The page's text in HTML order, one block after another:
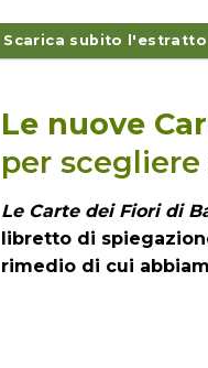
Scarica subito
Le nuove
per
Le Carte dei Fiori di
libretto di
rimedio di cui